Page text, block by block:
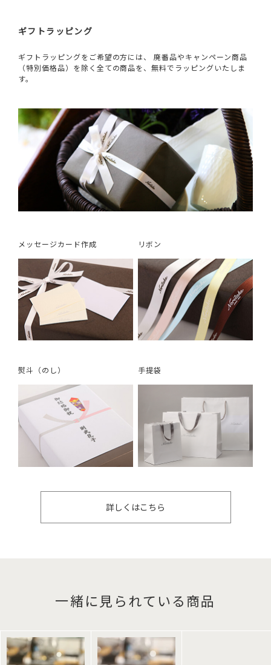
ギフトラッピング
ギフトラッピングをご希望の方には、 廃番品やキャンペーン商品
（特別価格品）を除く全ての商品を、無料でラッピングいたしま
す。
メッセージカード作成 リボン
熨斗（のし） 手提袋
詳しくはこちら
一緒に見られている商品